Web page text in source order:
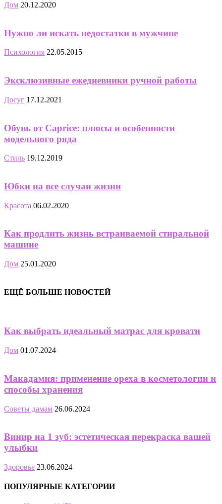
Дом 20.12.2020
Нужно ли искать недостатки в мужчине
Психология 22.05.2015
Эксклюзивные ежедневники ручной работы
Досуг 17.12.2021
Обувь от Caprice: плюсы и особенности
модельного ряда
Стиль 19.12.2019
Юбки на все случаи жизни
Красота 06.02.2020
Как продлить жизнь встраиваемой стиральной
машине
Дом 25.01.2020
ЕЩЁ БОЛЬШЕ НОВОСТЕЙ
Как выбрать идеальный матрас для кровати
Дом 01.07.2024
Макадамия: применение ореха в косметологии и
способы хранения
Советы дамам 26.06.2024
Винир на 1 зуб: эстетическая перекраска вашей
улыбки
Здоровье 23.06.2024
ПОПУЛЯРНЫЕ КАТЕГОРИИ